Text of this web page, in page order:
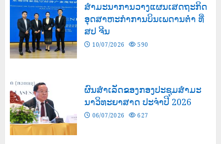
ສຳມະນາການວາງແຜນເສດຖະກິດ
ອຸດສາຫະກຳການບິນເພດານຕ່ຳ ທີ່
ສປ ຈີນ
10/07/2026 590
ຜົນສໍາເລັດຂອງກອງປະຊຸມສຳມະ
ນາວິທະຍາສາດ ປະຈຳປີ 2026
06/07/2026 627